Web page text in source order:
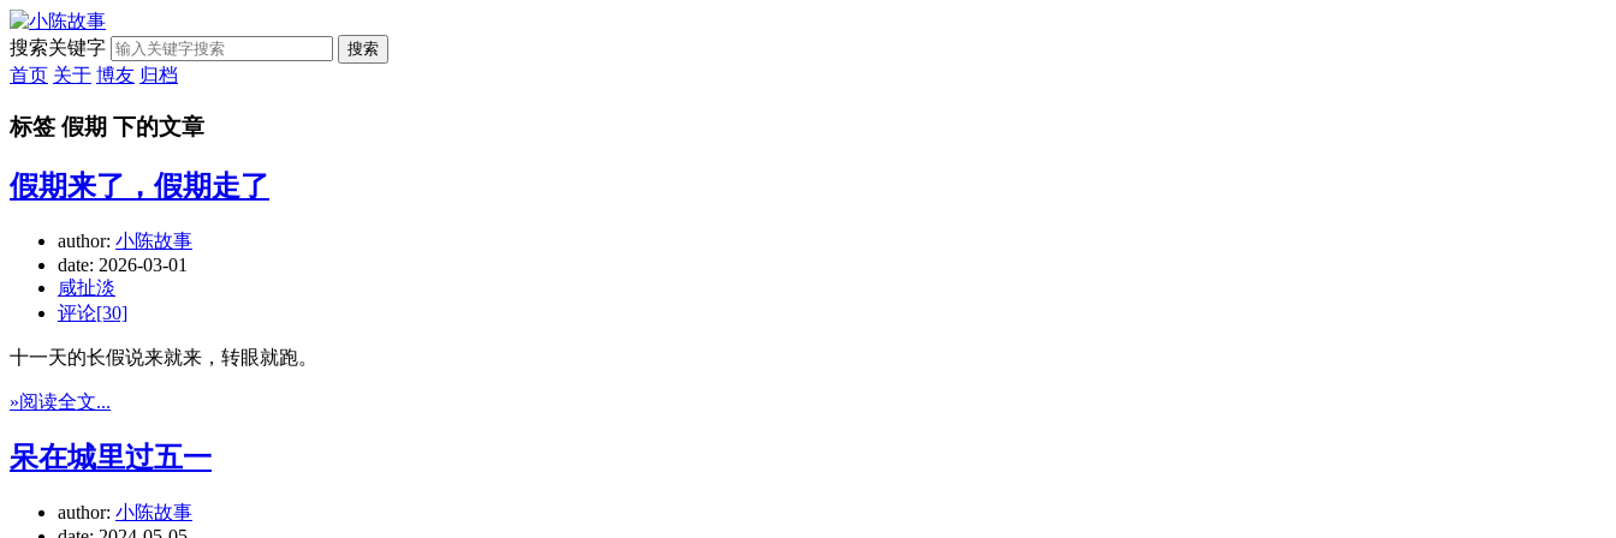
搜索关键字 搜索
首页 关于 博友 归档
标签 假期 下的文章
假期来了，假期走了
author: 小陈故事
date: 2026-03-01
咸扯淡
评论[30]
十一天的长假说来就来，转眼就跑。
»阅读全文...
呆在城里过五一
author: 小陈故事